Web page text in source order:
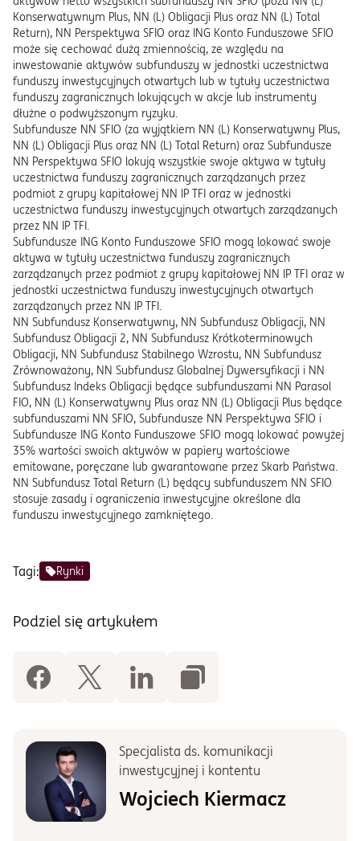
Konserwatywnym Plus, NN (L) Obligacji Plus oraz NN (L) Total
Return), NN Perspektywa SFIO oraz ING Konto Funduszowe SFIO
może się cechować dużą zmiennością, ze względu na
inwestowanie aktywów subfunduszy w jednostki uczestnictwa
funduszy inwestycyjnych otwartych lub w tytuły uczestnictwa
funduszy zagranicznych lokujących w akcje lub instrumenty
dłużne o podwyższonym ryzyku.
Subfundusze NN SFIO (za wyjątkiem NN (L) Konserwatywny Plus,
NN (L) Obligacji Plus oraz NN (L) Total Return) oraz Subfundusze
NN Perspektywa SFIO lokują wszystkie swoje aktywa w tytuły
uczestnictwa funduszy zagranicznych zarządzanych przez
podmiot z grupy kapitałowej NN IP TFI oraz w jednostki
uczestnictwa funduszy inwestycyjnych otwartych zarządzanych
przez NN IP TFI.
Subfundusze ING Konto Funduszowe SFIO mogą lokować swoje
aktywa w tytuły uczestnictwa funduszy zagranicznych
zarządzanych przez podmiot z grupy kapitałowej NN IP TFI oraz w
jednostki uczestnictwa funduszy inwestycyjnych otwartych
zarządzanych przez NN IP TFI.
NN Subfundusz Konserwatywny, NN Subfundusz Obligacji, NN
Subfundusz Obligacji 2, NN Subfundusz Krótkoterminowych
Obligacji, NN Subfundusz Stabilnego Wzrostu, NN Subfundusz
Zrównoważony, NN Subfundusz Globalnej Dywersyfikacji i NN
Subfundusz Indeks Obligacji będące subfunduszami NN Parasol
FIO, NN (L) Konserwatywny Plus oraz NN (L) Obligacji Plus będące
subfunduszami NN SFIO, Subfundusze NN Perspektywa SFIO i
Subfundusze ING Konto Funduszowe SFIO mogą lokować powyżej
35% wartości swoich aktywów w papiery wartościowe
emitowane, poręczane lub gwarantowane przez Skarb Państwa.
NN Subfundusz Total Return (L) będący subfunduszem NN SFIO
stosuje zasady i ograniczenia inwestycyjne określone dla
funduszu inwestycyjnego zamkniętego.
Tagi: Rynki
Podziel się artykułem
Specjalista ds. komunikacji
inwestycyjnej i kontentu
Wojciech Kiermacz